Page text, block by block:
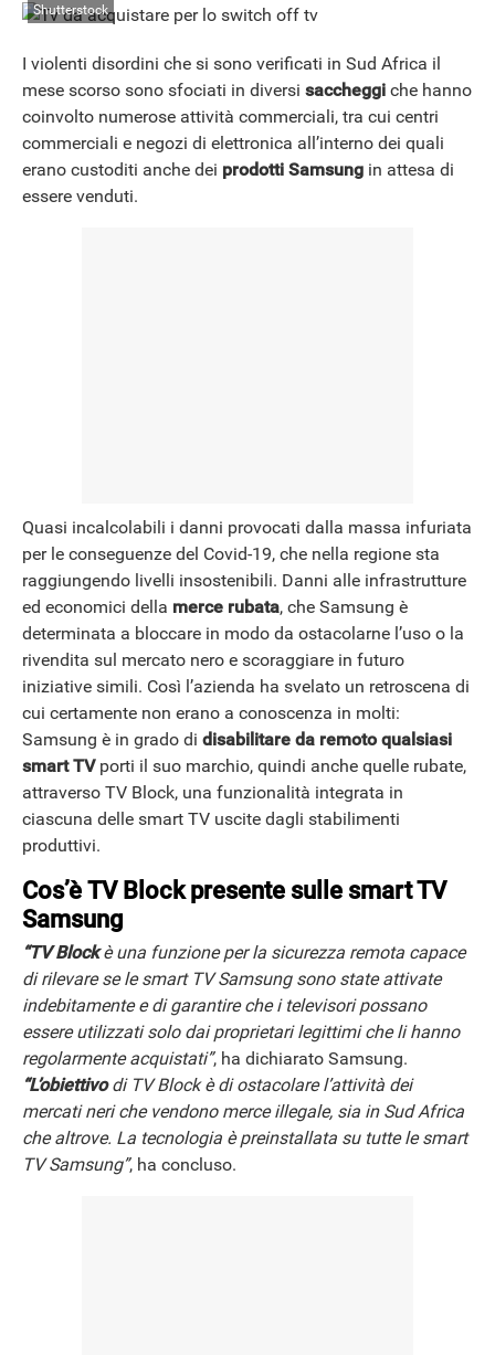
tutorial, per un pubblico di principianti e di esperti, di
articoli sul mondo Android e Apple, app e social, audio e
Shutterstock
I violenti disordini che si sono verificati in Sud Africa il
mese scorso sono sfociati in diversi saccheggi che hanno
coinvolto numerose attività commerciali, tra cui centri
commerciali e negozi di elettronica all’interno dei quali
erano custoditi anche dei prodotti Samsung in attesa di
essere venduti.
Quasi incalcolabili i danni provocati dalla massa infuriata
per le conseguenze del Covid-19, che nella regione sta
raggiungendo livelli insostenibili. Danni alle infrastrutture
ed economici della merce rubata, che Samsung è
determinata a bloccare in modo da ostacolarne l’uso o la
rivendita sul mercato nero e scoraggiare in futuro
iniziative simili. Così l’azienda ha svelato un retroscena di
cui certamente non erano a conoscenza in molti:
Samsung è in grado di disabilitare da remoto qualsiasi
smart TVporti il suo marchio, quindi anche quelle rubate,
attraverso TV Block, una funzionalità integrata in
ciascuna delle smart TV uscite dagli stabilimenti
produttivi.
Cos’è TV Block presente sulle smart TV
Samsung
“TV Blockè una funzione per la sicurezza remota capace
di rilevare se le smart TV Samsung sono state attivate
indebitamente e di garantire che i televisori possano
essere utilizzati solo dai proprietari legittimi che li hanno
regolarmente acquistati”, ha dichiarato Samsung.
“L’obiettivodi TV Block è di ostacolare l’attività dei
mercati neri che vendono merce illegale, sia in Sud Africa
che altrove. La tecnologia è preinstallata su tutte le smart
TV Samsung”, ha concluso.